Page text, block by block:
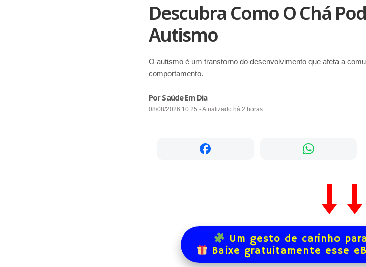
Descubra Como O Chá
Autismo
O autismo é um transtorno do desenvolvimento que afeta a
comportamento.
Por Saúde Em Dia
08/08/2026 10:25 - Atualizado há 2 horas
Um gesto de carinho
Baixe gratuitamente esse